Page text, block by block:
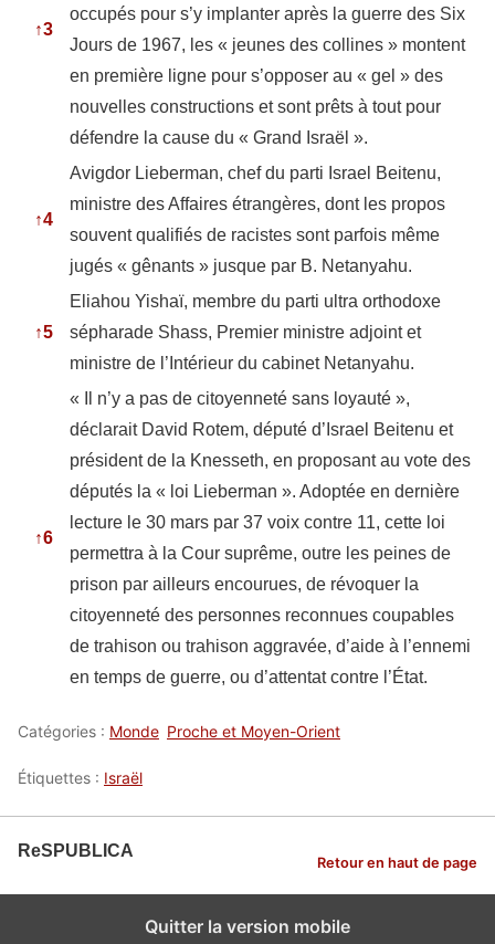
↑3
occupés pour s’y implanter après la guerre des Six
Jours de 1967, les « jeunes des collines » montent
en première ligne pour s’opposer au « gel » des
nouvelles constructions et sont prêts à tout pour
défendre la cause du « Grand Israël ».
↑4
Avigdor Lieberman, chef du parti Israel Beitenu,
ministre des Affaires étrangères, dont les propos
souvent qualifiés de racistes sont parfois même
jugés « gênants » jusque par B. Netanyahu.
↑5
Eliahou Yishaï, membre du parti ultra orthodoxe
sépharade Shass, Premier ministre adjoint et
ministre de l’Intérieur du cabinet Netanyahu.
↑6
« Il n’y a pas de citoyenneté sans loyauté »,
déclarait David Rotem, député d’Israel Beitenu et
président de la Knesseth, en proposant au vote des
députés la « loi Lieberman ». Adoptée en dernière
lecture le 30 mars par 37 voix contre 11, cette loi
permettra à la Cour suprême, outre les peines de
prison par ailleurs encourues, de révoquer la
citoyenneté des personnes reconnues coupables
de trahison ou trahison aggravée, d’aide à l’ennemi
en temps de guerre, ou d’attentat contre l’État.
Catégories : Monde Proche et Moyen-Orient
Étiquettes : Israël
ReSPUBLICA
Retour en haut de page
Quitter la version mobile